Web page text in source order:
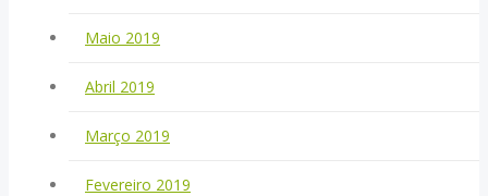
Maio 2019
Abril 2019
Março 2019
Fevereiro 2019